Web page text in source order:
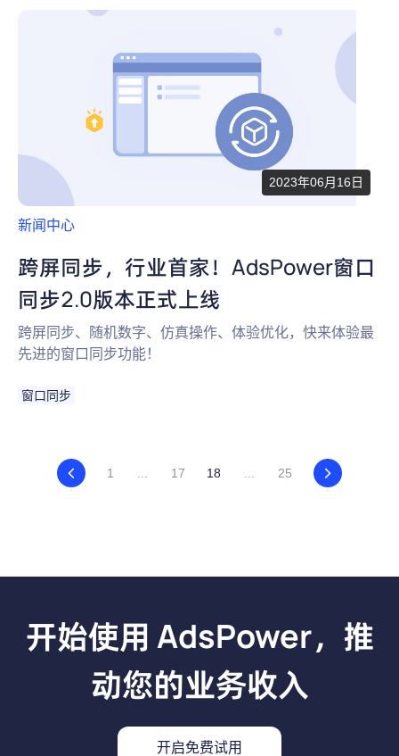
2023年06月16日
新闻中心
跨屏同步，行业首家！AdsPower窗口
同步2.0版本正式上线
跨屏同步、随机数字、仿真操作、体验优化，快来体验最
先进的窗口同步功能！
窗口同步
1 17 18 25
开始使用 AdsPower，推
动您的业务收入
开启免费试用